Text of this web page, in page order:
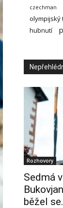
czechman
olympijský
hubnutí
Rozhovory
Sedmá
běžel